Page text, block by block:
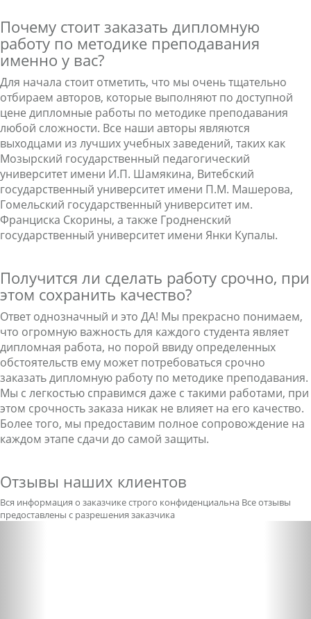
Почему стоит заказать дипломную
работу по методике преподавания
именно у вас?
Для начала стоит отметить, что мы очень тщательно
отбираем авторов, которые выполняют по доступной
цене дипломные работы по методике преподавания
любой сложности. Все наши авторы являются
выходцами из лучших учебных заведений, таких как
Мозырский государственный педагогический
университет имени И.П. Шамякина, Витебский
государственный университет имени П.М. Машерова,
Гомельский государственный университет им.
Франциска Скорины, а также Гродненский
государственный университет имени Янки Купалы.
Получится ли сделать работу срочно, при
этом сохранить качество?
Ответ однозначный и это ДА! Мы прекрасно понимаем,
что огромную важность для каждого студента являет
дипломная работа, но порой ввиду определенных
обстоятельств ему может потребоваться срочно
заказать дипломную работу по методике преподавания.
Мы с легкостью справимся даже с такими работами, при
этом срочность заказа никак не влияет на его качество.
Более того, мы предоставим полное сопровождение на
каждом этапе сдачи до самой защиты.
Отзывы наших клиентов
Вся информация о заказчике строго конфиденциальна Все отзывы
предоставлены с разрешения заказчика